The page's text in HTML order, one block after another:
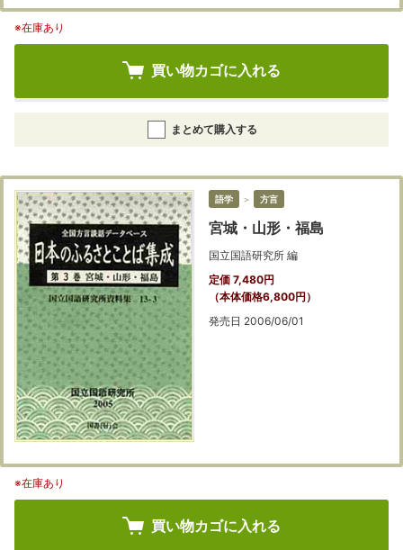
※在庫あり
買い物カゴに入れる
まとめて購入する
語学 ＞ 方言
宮城・山形・福島
国立国語研究所 編
定価 7,480円
（本体価格6,800円）
発売日 2006/06/01
※在庫あり
買い物カゴに入れる